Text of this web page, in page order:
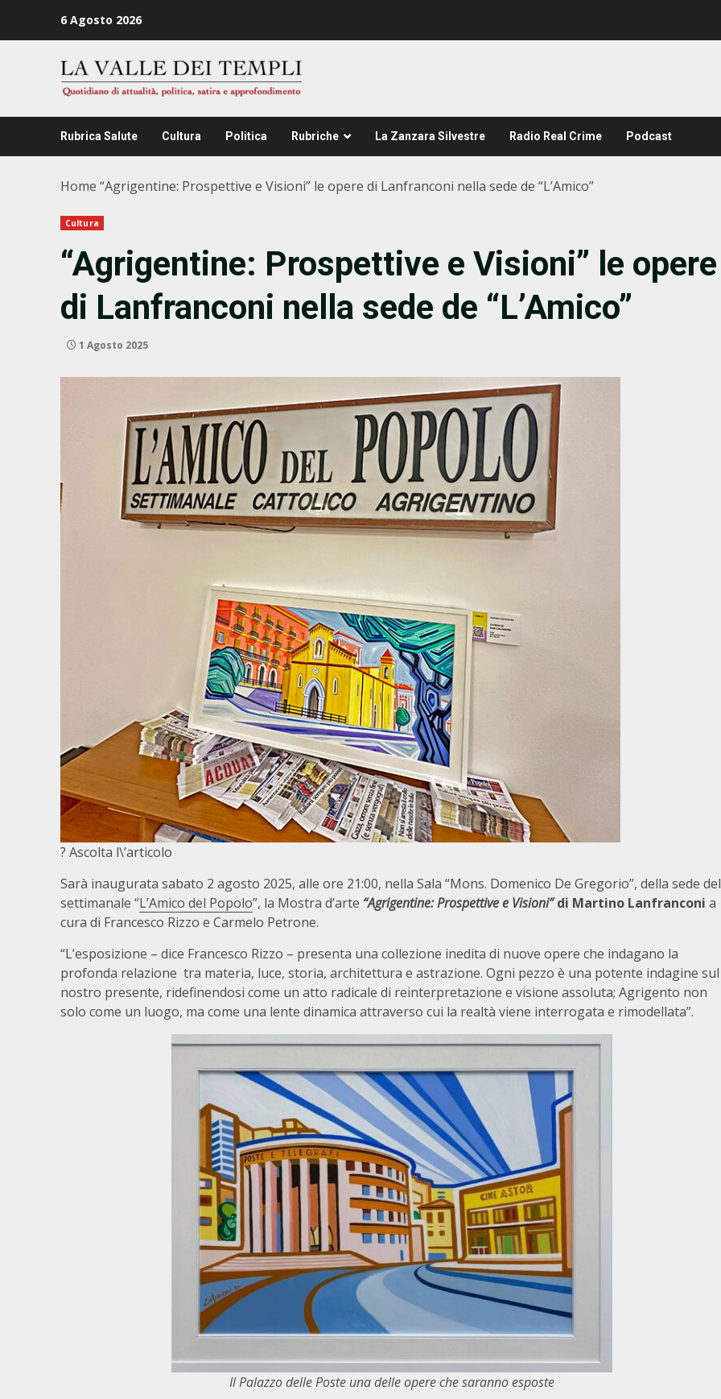
6 Agosto 2026
Rubrica Salute Cultura Politica Rubriche La Zanzara Silvestre Radio Real Crime Podcast
Home “Agrigentine: Prospettive e Visioni” le opere di Lanfranconi nella sede de “L’Amico”
Cultura
“Agrigentine: Prospettive e Visioni” le opere
di Lanfranconi nella sede de “L’Amico”
1 Agosto 2025
? Ascolta l\’articolo
Sarà inaugurata sabato 2 agosto 2025, alle ore 21:00, nella Sala “Mons. Domenico De Gregorio”, della sede del
settimanale “L’Amico del Popolo”, la Mostra d’arte “Agrigentine: Prospettive e Visioni”di Martino Lanfranconi a
cura di Francesco Rizzo e Carmelo Petrone.
“L’esposizione – dice Francesco Rizzo – presenta una collezione inedita di nuove opere che indagano la
profonda relazione tra materia, luce, storia, architettura e astrazione. Ogni pezzo è una potente indagine sul
nostro presente, ridefinendosi come un atto radicale di reinterpretazione e visione assoluta; Agrigento non
solo come un luogo, ma come una lente dinamica attraverso cui la realtà viene interrogata e rimodellata”.
Il Palazzo delle Poste una delle opere che saranno esposte